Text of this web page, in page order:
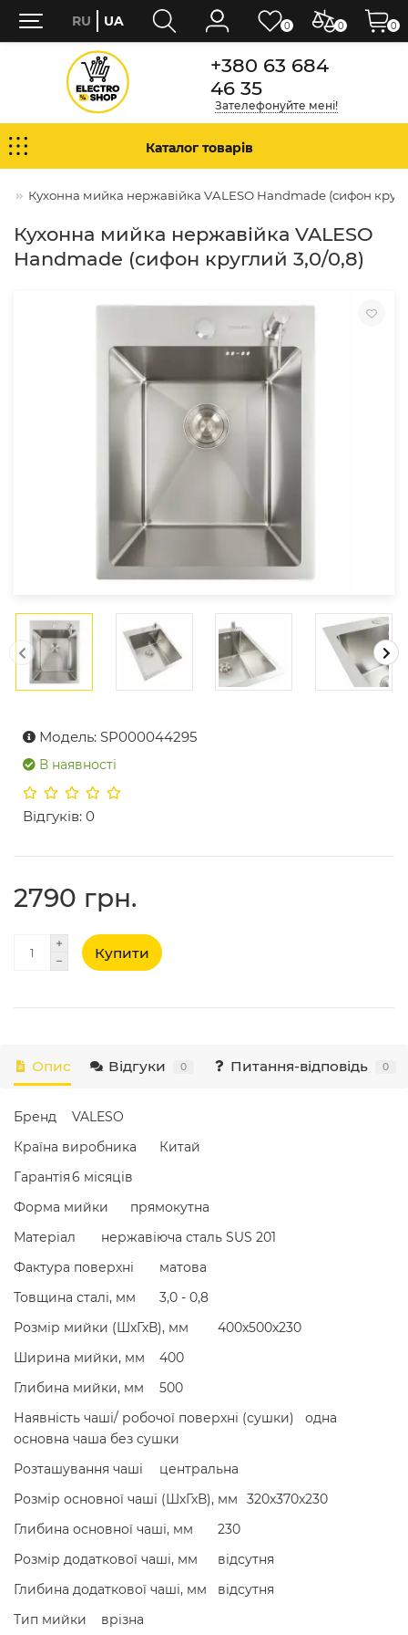
+380 63 684
46 35
Зателефонуйте мені!
Каталог товарів
Кухонна мийка нержавійка VALESO Handmade (сифон
Кухонна мийка нержавійка VALESO
Handmade (сифон круглий 3,0/0,8)
Модель: SP000044295
В наявності
Відгуків: 0
2790 грн.
Купити
Опис Відгуки 0 Питання-відповідь 0
Бренд
VALESO
Країна виробника
Китай
Гарантія6 місяців
Форма мийки
прямокутна
Матеріал
нержавіюча сталь SUS 201
Фактура поверхні
матова
Товщина сталі, мм
3,0 - 0,8
Розмір мийки (ШхГхВ), мм
400x500x230
Ширина мийки, мм
400
Глибина мийки, мм
500
Наявність чаші/ робочої поверхні (сушки)
одна
основна чаша без сушки
Розташування чаші
центральна
Розмір основної чаші (ШхГхВ), мм
320x370x230
Глибина основної чаші, мм
230
Розмір додаткової чаші, мм
відсутня
Глибина додаткової чаші, мм
відсутня
Тип мийки
врізна
0 0
RU UA 0